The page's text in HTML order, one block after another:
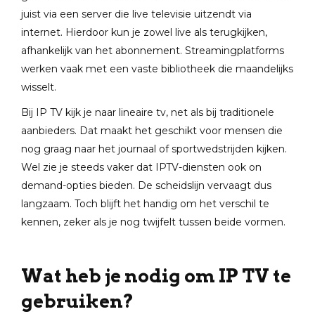
juist via een server die live televisie uitzendt via
internet. Hierdoor kun je zowel live als terugkijken,
afhankelijk van het abonnement. Streamingplatforms
werken vaak met een vaste bibliotheek die maandelijks
wisselt.
Bij IP TV kijk je naar lineaire tv, net als bij traditionele
aanbieders. Dat maakt het geschikt voor mensen die
nog graag naar het journaal of sportwedstrijden kijken.
Wel zie je steeds vaker dat IPTV-diensten ook on
demand-opties bieden. De scheidslijn vervaagt dus
langzaam. Toch blijft het handig om het verschil te
kennen, zeker als je nog twijfelt tussen beide vormen.
Wat heb je nodig om IP TV te
gebruiken?